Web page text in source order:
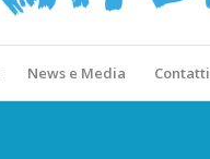
News e Media Contatti